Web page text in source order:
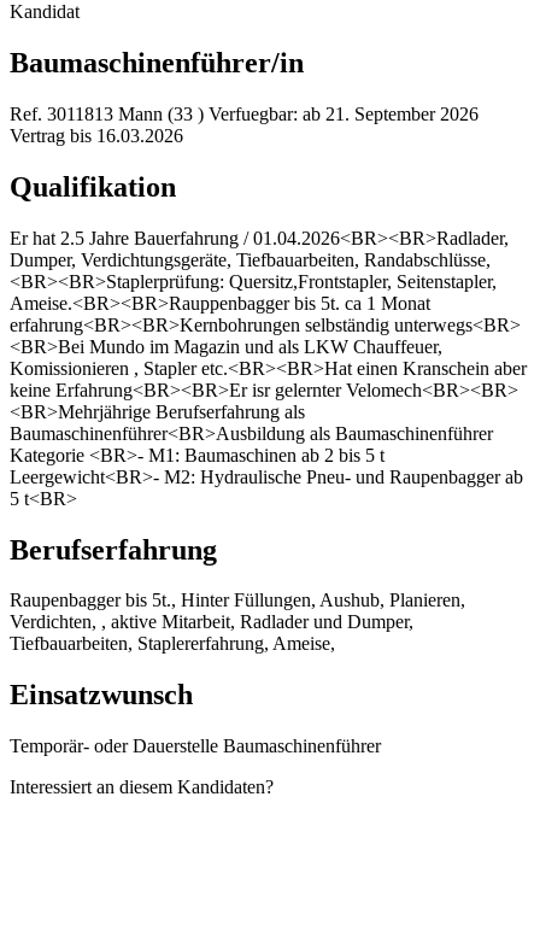
Kandidat
Baumaschinenführer/in
Ref. 3011813 Mann (33 ) Verfuegbar: ab 21. September 2026
Vertrag bis 16.03.2026
Qualifikation
Er hat 2.5 Jahre Bauerfahrung / 01.04.2026<BR><BR>Radlader,
Dumper, Verdichtungsgeräte, Tiefbauarbeiten, Randabschlüsse,
<BR><BR>Staplerprüfung: Quersitz,Frontstapler, Seitenstapler,
Ameise.<BR><BR>Rauppenbagger bis 5t. ca 1 Monat
erfahrung<BR><BR>Kernbohrungen selbständig unterwegs<BR>
<BR>Bei Mundo im Magazin und als LKW Chauffeuer,
Komissionieren , Stapler etc.<BR><BR>Hat einen Kranschein aber
keine Erfahrung<BR><BR>Er isr gelernter Velomech<BR><BR>
<BR>Mehrjährige Berufserfahrung als
Baumaschinenführer<BR>Ausbildung als Baumaschinenführer
Kategorie <BR>- M1: Baumaschinen ab 2 bis 5 t
Leergewicht<BR>- M2: Hydraulische Pneu- und Raupenbagger ab
5 t<BR>
Berufserfahrung
Raupenbagger bis 5t., Hinter Füllungen, Aushub, Planieren,
Verdichten, , aktive Mitarbeit, Radlader und Dumper,
Tiefbauarbeiten, Staplererfahrung, Ameise,
Einsatzwunsch
Temporär- oder Dauerstelle Baumaschinenführer
Interessiert an diesem Kandidaten?